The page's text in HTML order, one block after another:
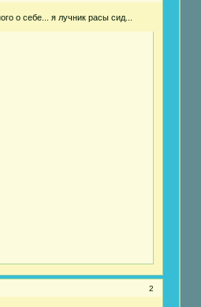
о себе... я лучник расы сид...
2